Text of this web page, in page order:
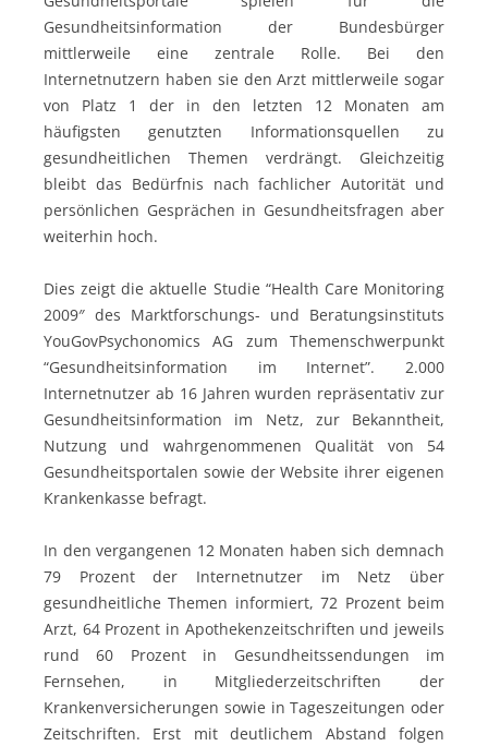
Gesundheitsinformation der Bundesbürger
mittlerweile eine zentrale Rolle. Bei den
Internetnutzern haben sie den Arzt mittlerweile sogar
von Platz 1 der in den letzten 12 Monaten am
häufigsten genutzten Informationsquellen zu
gesundheitlichen Themen verdrängt. Gleichzeitig
bleibt das Bedürfnis nach fachlicher Autorität und
persönlichen Gesprächen in Gesundheitsfragen aber
weiterhin hoch.
Dies zeigt die aktuelle Studie “Health Care Monitoring
2009″ des Marktforschungs- und Beratungsinstituts
YouGovPsychonomics AG zum Themenschwerpunkt
“Gesundheitsinformation im Internet”. 2.000
Internetnutzer ab 16 Jahren wurden repräsentativ zur
Gesundheitsinformation im Netz, zur Bekanntheit,
Nutzung und wahrgenommenen Qualität von 54
Gesundheitsportalen sowie der Website ihrer eigenen
Krankenkasse befragt.
In den vergangenen 12 Monaten haben sich demnach
79 Prozent der Internetnutzer im Netz über
gesundheitliche Themen informiert, 72 Prozent beim
Arzt, 64 Prozent in Apothekenzeitschriften und jeweils
rund 60 Prozent in Gesundheitssendungen im
Fernsehen, in Mitgliederzeitschriften der
Krankenversicherungen sowie in Tageszeitungen oder
Zeitschriften. Erst mit deutlichem Abstand folgen